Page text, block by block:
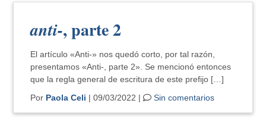
anti-, parte 2
El artículo «Anti-» nos quedó corto, por tal razón,
presentamos «Anti-, parte 2». Se mencionó entonces
que la regla general de escritura de este prefijo […]
Por Paola Celi | 09/03/2022 | Sin comentarios